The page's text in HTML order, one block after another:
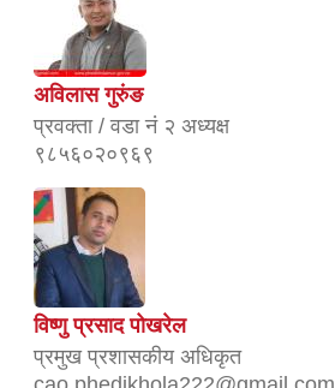
अविलास गुरुंङ
प्रवक्ता / वडा नं २ अध्यक्ष
९८५६०२०९६९
विष्णु प्रसाद पोखरेल
प्रमुख प्रशासकीय अधिकृत